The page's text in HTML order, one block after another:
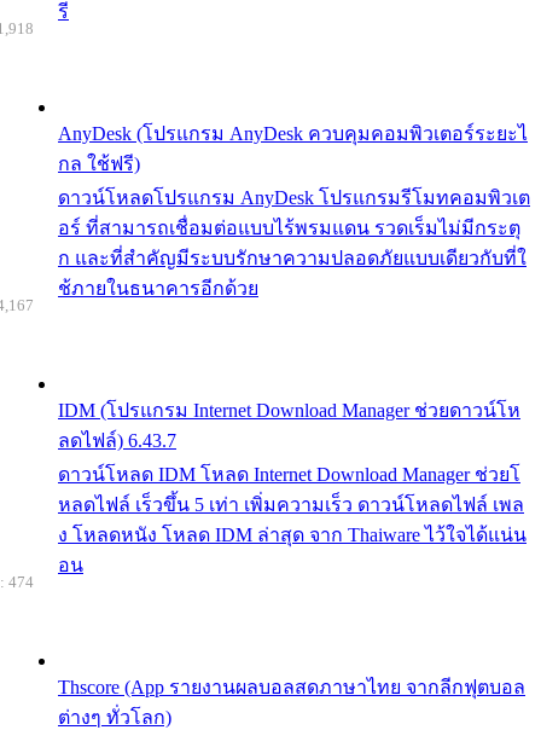
รี
AnyDesk (โปรแกรม AnyDesk ควบคุมคอมพิวเตอร์ระยะไ
กล ใช้ฟรี)
ดาวน์โหลดโปรแกรม AnyDesk โปรแกรมรีโมทคอมพิวเต
อร์ ที่สามารถเชื่อมต่อแบบไร้พรมแดน รวดเร็มไม่มีกระตุ
ก และที่สำคัญมีระบบรักษาความปลอดภัยแบบเดียวกับที่ใ
ช้ภายในธนาคารอีกด้วย
IDM (โปรแกรม Internet Download Manager ช่วยดาวน์โห
ลดไฟล์) 6.43.7
ดาวน์โหลด IDM โหลด Internet Download Manager ช่วยโ
หลดไฟล์ เร็วขึ้น 5 เท่า เพิ่มความเร็ว ดาวน์โหลดไฟล์ เพล
ง โหลดหนัง โหลด IDM ล่าสุด จาก Thaiware ไว้ใจได้แน่น
อน
Thscore (App รายงานผลบอลสดภาษาไทย จากลีกฟุตบอล
ต่างๆ ทั่วโลก)
474